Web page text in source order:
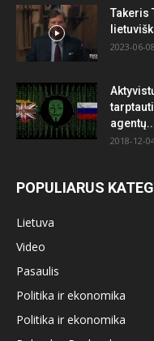
Takeris
2023-06-08
2018-12-
POPULIARUS
Lietuva
Video
Pasaulis
Politika ir ekonomika
Politika ir ekonomika